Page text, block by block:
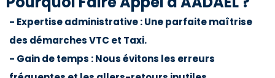
- Expertise administrative : Une parfaite maîtrise
des démarches VTC et Taxi.
- Gain de temps : Nous évitons les erreurs